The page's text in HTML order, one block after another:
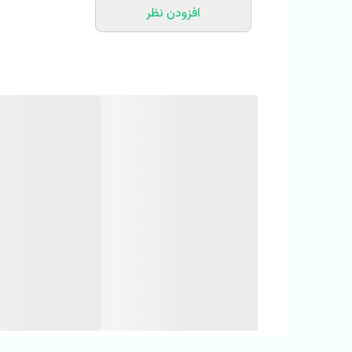
🌼 برای استفاده طولانی مدت عالیه 😍
افزودن نظر